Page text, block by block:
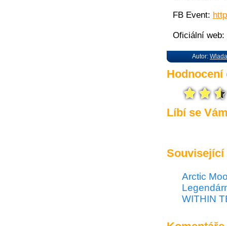
FB Event:
Oficiální web:
Autor:
Hodnocení
Líbí se
Související
Arctic
WITHIN